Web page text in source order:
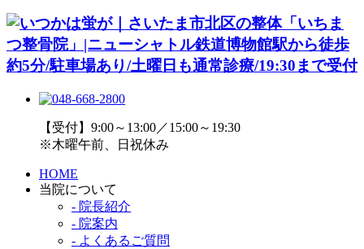
【受付】9:00～13:00／15:00～19:30
※木曜午前、日祝休み
HOME
当院について
- 院長紹介
- 院案内
- よくあるご質問